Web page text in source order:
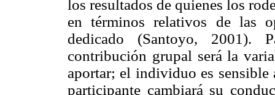
los resultados de quienes los
en términos relativos de las
dedicado (Santoyo, 2001).
contribución grupal será la
aportar; el individuo es
participante cambiará su